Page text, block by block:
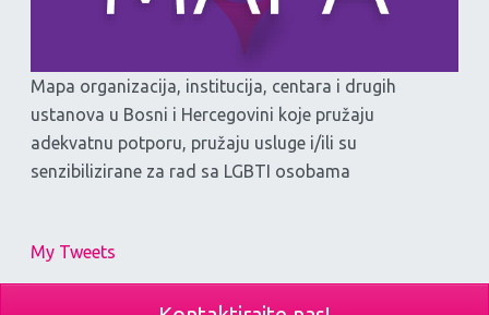
Mapa organizacija, institucija, centara i drugih
ustanova u Bosni i Hercegovini koje pružaju
adekvatnu potporu, pružaju usluge i/ili su
senzibilizirane za rad sa LGBTI osobama
My Tweets